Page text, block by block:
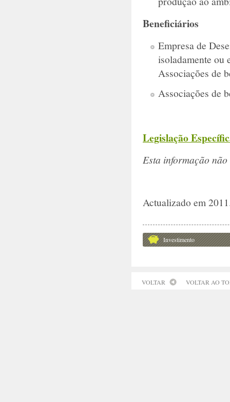
Beneficiários
Empresa de
isoladamente ou
Associações de
Associações de
Legislação
Esta informação
Actualizado em
Investimento
VOLTAR VOLTAR AO